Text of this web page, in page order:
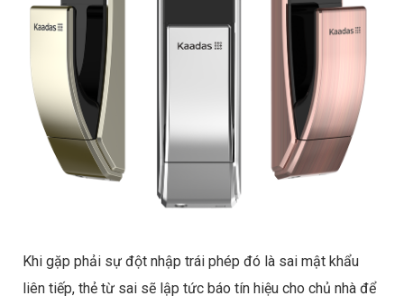
Khi gặp phải sự đột nhập trái phép đó là sai mật khẩu
liên tiếp, thẻ từ sai sẽ lập tức báo tín hiệu cho chủ nhà để